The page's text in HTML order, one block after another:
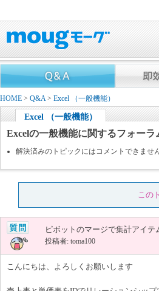
HOME > Q&A> Excel （一般機能）
Excel （一般機能）
Excelの一般機能に関するフォーラ
解決済みのトピックにはコメントできません
この
ピボットのマージで集計アイテ
投稿者: toma100
こんにちは、よろしくお願いします